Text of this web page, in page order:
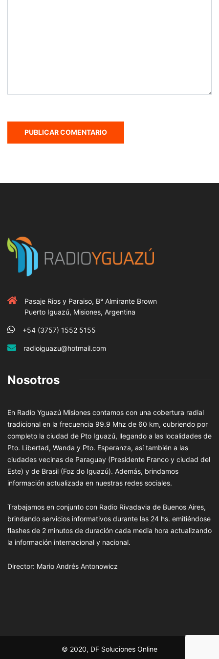
Pasaje Rios y Paraiso, B° Almirante Brown
Puerto Iguazú, Misiones, Argentina
+54 (3757) 1552 5155
radioiguazu@hotmail.com
Nosotros
En Radio Yguazú Misiones contamos con una cobertura radial
tradicional en la frecuencia 99.9 Mhz de 60 km, cubriendo por
completo la ciudad de Pto Iguazú, llegando a las localidades de
Pto. Libertad, Wanda y Pto. Esperanza, así también a las
ciudades vecinas de Paraguay (Presidente Franco y ciudad del
Este) y de Brasil (Foz do Iguazú). Además, brindamos
información actualizada en nuestras redes sociales.
Trabajamos en conjunto con Radio Rivadavia de Buenos Aires,
brindando servicios informativos durante las 24 hs. emitiéndose
flashes de 2 minutos de duración cada media hora actualizando
la información internacional y nacional.
Director: Mario Andrés Antonowicz
© 2020, DF Soluciones Online